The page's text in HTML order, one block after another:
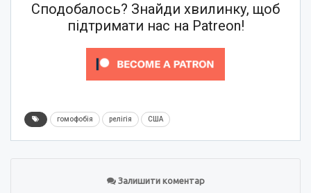
Сподобалось? Знайди хвилинку, щоб
підтримати нас на Patreon!
гомофобія релігія США
Залишити коментар